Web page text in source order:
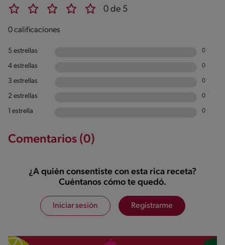
0 de 5
0 calificaciones
5 estrellas 0
4 estrellas 0
3 estrellas 0
2 estrellas 0
1 estrella 0
Comentarios (0)
¿A quién consentiste con esta rica receta?
Cuéntanos cómo te quedó.
Iniciar sesión Registrarme